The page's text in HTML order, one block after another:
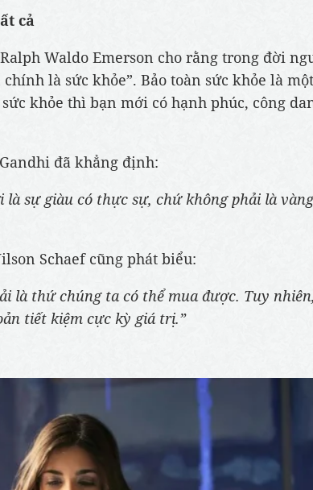
cả
Waldo Emerson cho rằng trong đời
là sức khỏe”. Bảo toàn sức khỏe là
khỏe thì bạn mới có hạnh phúc, công
đã khẳng định:
là sự giàu có thực sự, chứ không phải là vàng
Schaef cũng phát biểu:
là thứ chúng ta có thể mua được. Tuy
tiết kiệm cực kỳ giá trị.”